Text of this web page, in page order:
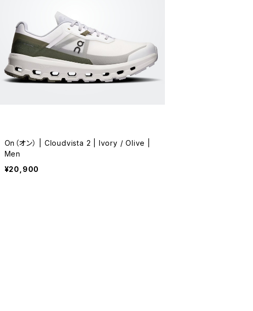
On（オン） | Cloudvista 2 | Ivory / Olive |
Men
¥20,900